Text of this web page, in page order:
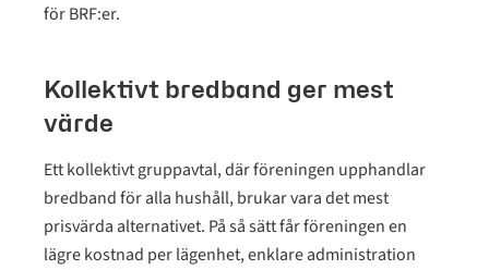
för BRF:er.
Kollektivt bredband ger mest
värde
Ett kollektivt gruppavtal, där föreningen upphandlar
bredband för alla hushåll, brukar vara det mest
prisvärda alternativet. På så sätt får föreningen en
lägre kostnad per lägenhet, enklare administration